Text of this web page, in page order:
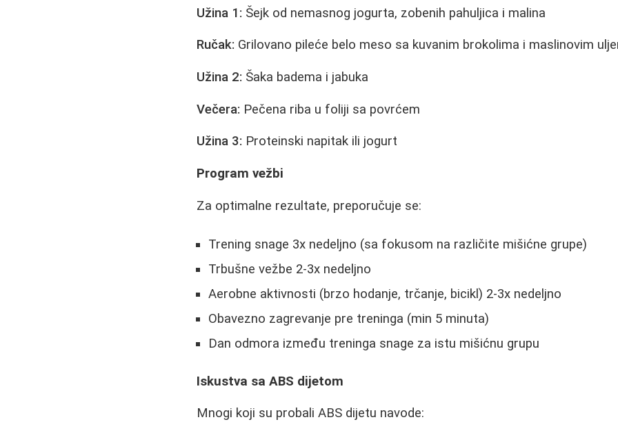
Užina 1: Šejk od nemasnog jogurta, zobenih pahuljica i malina
Ručak: Grilovano pileće belo meso sa kuvanim brokolima i maslinovim
Užina 2: Šaka badema i jabuka
Večera: Pečena riba u foliji sa povrćem
Užina 3: Proteinski napitak ili jogurt
Program vežbi
Za optimalne rezultate, preporučuje se:
Trening snage 3x nedeljno (sa fokusom na različite mišićne grupe)
Trbušne vežbe 2-3x nedeljno
Aerobne aktivnosti (brzo hodanje, trčanje, bicikl) 2-3x nedeljno
Obavezno zagrevanje pre treninga (min 5 minuta)
Dan odmora između treninga snage za istu mišićnu grupu
Iskustva sa ABS dijetom
Mnogi koji su probali ABS dijetu navode: